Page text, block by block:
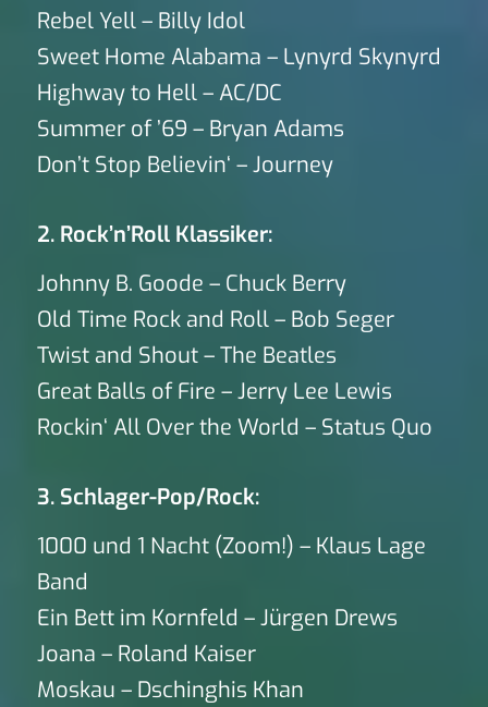
Rebel Yell – Billy Idol
Sweet Home Alabama – Lynyrd Skynyrd
Highway to Hell – AC/DC
Summer of ’69 – Bryan Adams
Don’t Stop Believin‘ – Journey
2. Rock’n’Roll Klassiker:
Johnny B. Goode – Chuck Berry
Old Time Rock and Roll – Bob Seger
Twist and Shout – The Beatles
Great Balls of Fire – Jerry Lee Lewis
Rockin‘ All Over the World – Status Quo
3. Schlager-Pop/Rock:
1000 und 1 Nacht (Zoom!) – Klaus Lage
Band
Ein Bett im Kornfeld – Jürgen Drews
Joana – Roland Kaiser
Moskau – Dschinghis Khan